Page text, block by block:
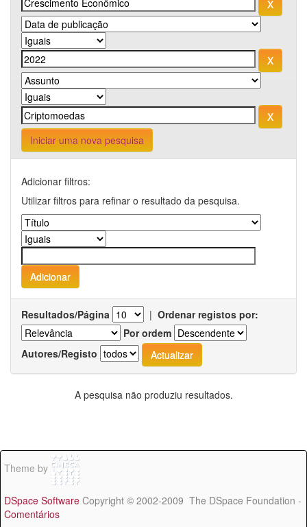
Iniciar uma nova pesquisa
Adicionar filtros:
Utilizar filtros para refinar o resultado da pesquisa.
Resultados/Página | Ordenar registos por:
Por ordem
Autores/Registo
A pesquisa não produziu resultados.
Theme by
DSpace Software Copyright © 2002-2009 The DSpace Foundation -
Comentários